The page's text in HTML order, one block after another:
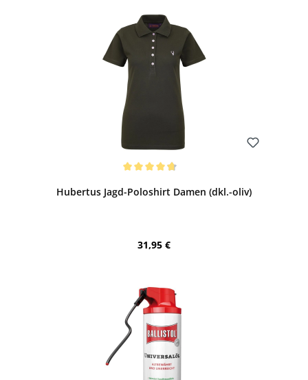
Hubertus Jagd-Poloshirt Damen (dkl.-oliv)
Regulärer Preis:
31,95 €